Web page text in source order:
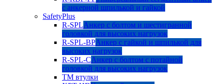
с анкерной шпилькой и гайкой
SafetyPlus
R-SPLАнкер с болтом и шестигранной
головкой для высоких нагрузок
R-SPL-BPАнкер с гайкой и шпилькой для
высоких нагрузок
R-SPL-CАнкер с болтом с потайной
головкой для высоких нагрузок
TM втулки